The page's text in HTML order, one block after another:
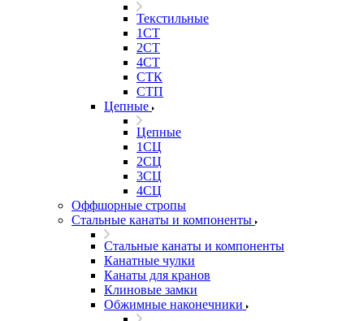
Текстильные
1СТ
2СТ
4СТ
СТК
СТП
Цепные
Цепные
1СЦ
2СЦ
3СЦ
4СЦ
Оффшорные стропы
Стальные канаты и компоненты
Стальные канаты и компоненты
Канатные чулки
Канаты для кранов
Клиновые замки
Обжимные наконечники